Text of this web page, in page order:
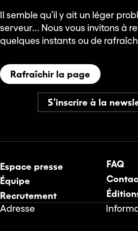
Il semble qu’il y ait un léger
serveur... Nous vous invitons à
quelques instants ou de
Rafraîchir la page
S’inscrire à la
Espace presse
Équipe
Recrutement
FAQ
Adresse